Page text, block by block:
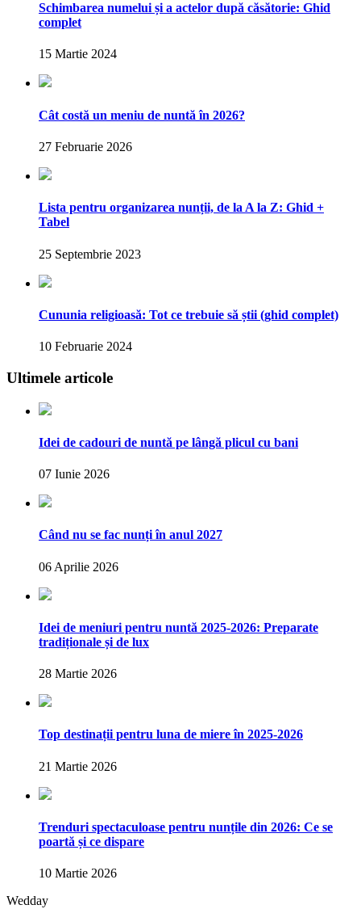
Schimbarea numelui și a actelor după căsătorie: Ghid
complet
15 Martie 2024
Cât costă un meniu de nuntă în 2026?
27 Februarie 2026
Lista pentru organizarea nunții, de la A la Z: Ghid +
Tabel
25 Septembrie 2023
Cununia religioasă: Tot ce trebuie să știi (ghid complet)
10 Februarie 2024
Ultimele articole
Idei de cadouri de nuntă pe lângă plicul cu bani
07 Iunie 2026
Când nu se fac nunți în anul 2027
06 Aprilie 2026
Idei de meniuri pentru nuntă 2025-2026: Preparate
tradiționale și de lux
28 Martie 2026
Top destinații pentru luna de miere în 2025-2026
21 Martie 2026
Trenduri spectaculoase pentru nunțile din 2026: Ce se
poartă și ce dispare
10 Martie 2026
Wedday